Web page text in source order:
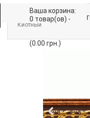
Ваша корзина:
0 товар(ов) -
(0.00 грн.)
Главная»БАГЕТ»
Киотный